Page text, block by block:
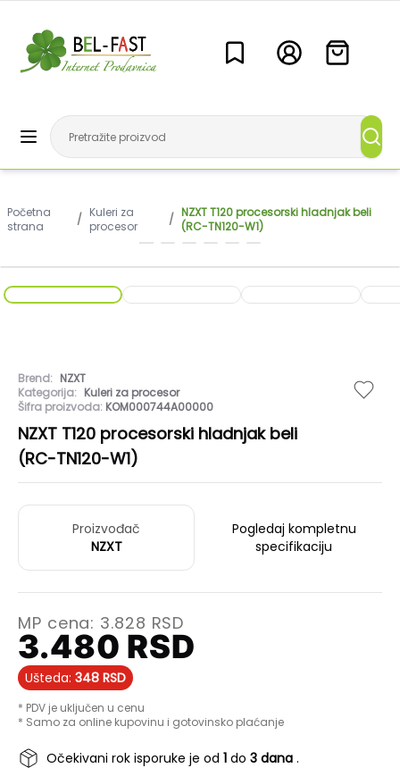
Početna
strana
/ Kuleri za
procesor
/ NZXT T120 procesorski hladnjak beli
(RC-TN120-W1)
Brend: NZXT
Kategorija: Kuleri za procesor
Šifra proizvoda: KOM000744A00000
NZXT T120 procesorski hladnjak beli
(RC-TN120-W1)
Proizvođač
NZXT
Pogledaj kompletnu
specifikaciju
MP cena: 3.828 RSD
3.480 RSD
Ušteda: 348 RSD
* PDV je uključen u cenu
* Samo za online kupovinu i gotovinsko plaćanje
Očekivani rok isporuke je od 1 do 3 dana .